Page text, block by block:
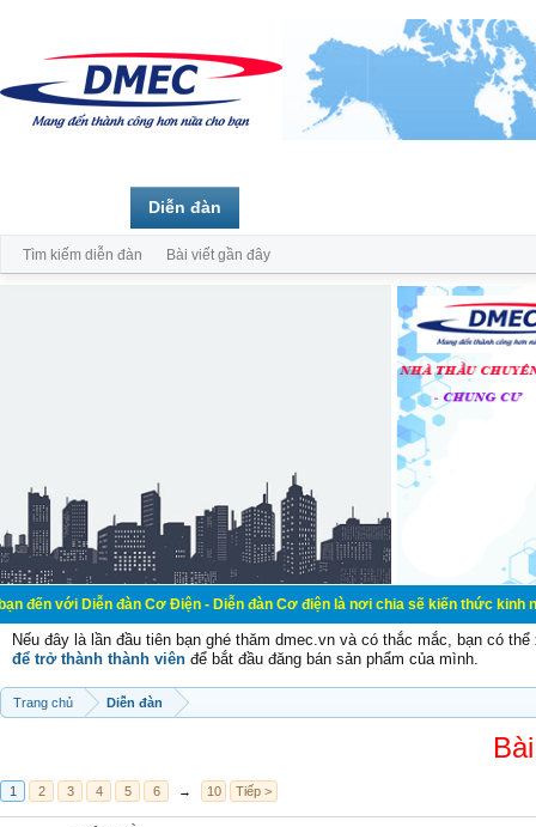
đàn Cơ Điện - Diễn đàn Cơ điện là nơi chia sẽ kiến thức kinh nghiệm
Nếu đây là lần đầu tiên bạn ghé thăm dmec.vn và có thắc mắc, bạn có
để trở thành thành viên để bắt đầu đăng bán sản phẩm của mình.
Trang chủ Diễn đàn
1 2 3 4 5 6 → 10 Tiếp >
Diễn đàn
Tìm kiếm diễn đàn Bài viết gần đây